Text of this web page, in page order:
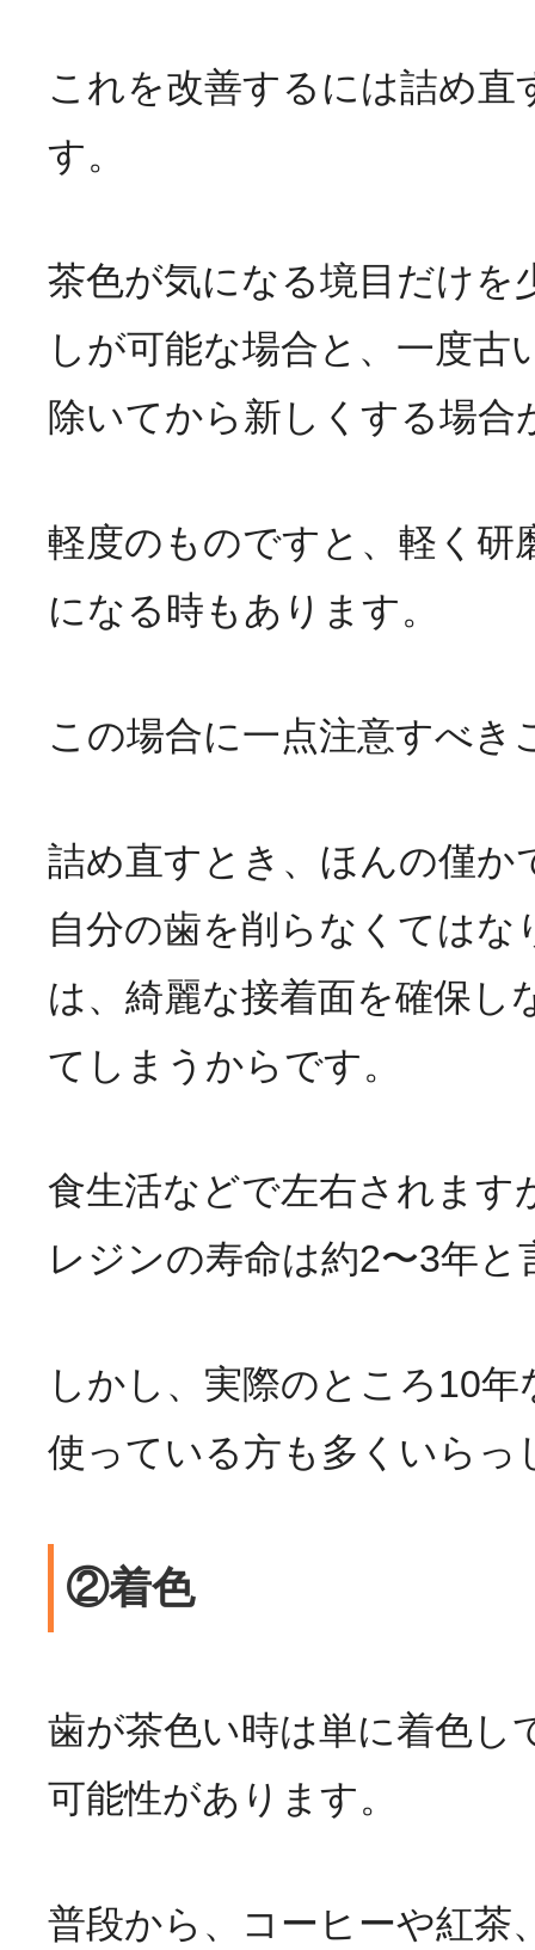
これを改善するには詰め直
す。
茶色が気になる境目だけを
しが可能な場合と、一度古
除いてから新しくする場合
軽度のものですと、軽く研
になる時もあります。
この場合に一点注意すべき
詰め直すとき、ほんの僅か
自分の歯を削らなくてはな
は、綺麗な接着面を確保し
てしまうからです。
食生活などで左右されます
レジンの寿命は約2〜3年
しかし、実際のところ10
使っている方も多くいらっ
②着色
歯が茶色い時は単に着色し
可能性があります。
普段から、コーヒーや紅茶